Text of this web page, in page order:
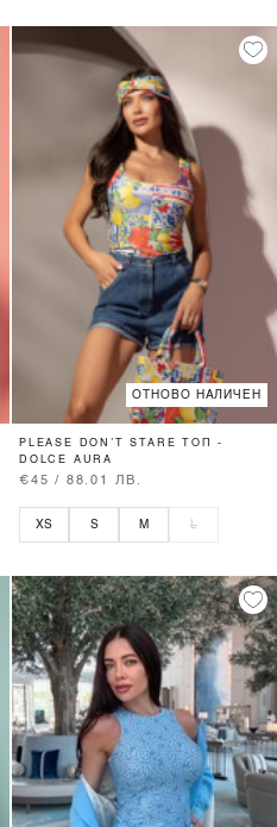
ОТНОВО НАЛИЧЕН
PLEASE DON’T STARE ТОП -
DOLCE AURA
€45 / 88.01 ЛВ.
XS S M L